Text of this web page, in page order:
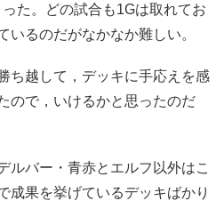
た。どの試合も1Gは取れてお
いるのだがなかなか難しい。
ち越して，デッキに手応えを感
ので，いけるかと思ったのだ
ルバー・青赤とエルフ以外はこ
成果を挙げているデッキばかり